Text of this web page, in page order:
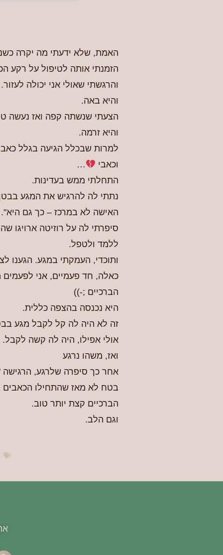
האמת, שלא ידעתי מה יקרה
הזמנתי אותה לטיפול על רקע
והרגשתי שאולי אני יכולה
והיא באה.
הצעתי שנשתה קפה ואז נעשה
והיא זרמה.
למרות שבכלל הגיעה בגלל
וכאבי
…
התחלתי ממש בעדינות.
נתתי לה להרגיש את המגע
האישה לא במרכז – כך גם היא".
סיפרתי לה על רוזיטה
ללמד ולטפל.
ותוכדי, העמקתי במגע. הגענו
כאלה, חד פעמיים, אני
הברכיים ;-))
היא נכנסה בהצפה כללית.
זה לא היה לה קל לקבל מגע
אולי אפילו, היה לה קשה
ואז, משהו נרגע
אחר כך סיפרה שלרגע,
בטח לא מאז שהתחילו הכאבים
הברכיים קצת יותר טוב.
וגם הלב.